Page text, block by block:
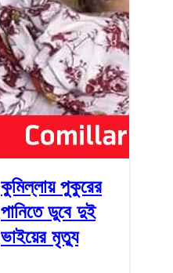
কুমিল্লায় পুকুরের
পানিতে ডুবে দুই
ভাইয়ের মৃত্যু